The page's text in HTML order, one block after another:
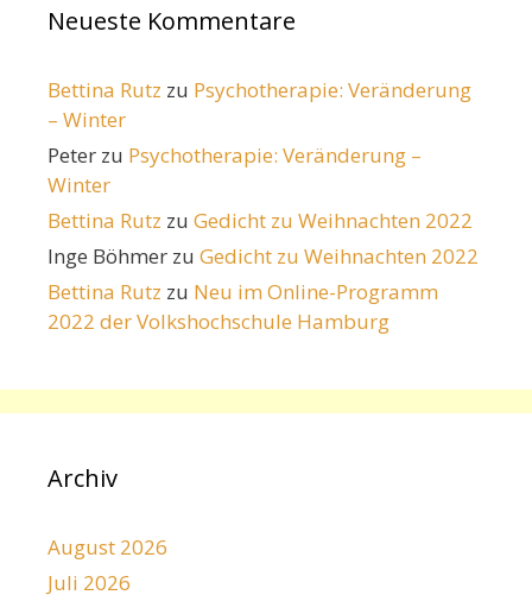
Neueste Kommentare
Bettina Rutz zu Psychotherapie: Veränderung
– Winter
Peter zu Psychotherapie: Veränderung –
Winter
Bettina Rutz zu Gedicht zu Weihnachten 2022
Inge Böhmer zu Gedicht zu Weihnachten 2022
Bettina Rutz zu Neu im Online-Programm
2022 der Volkshochschule Hamburg
Archiv
August 2026
Juli 2026